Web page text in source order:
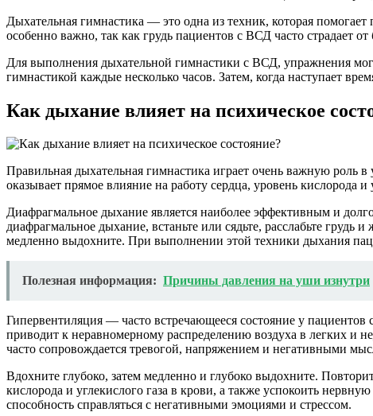
Дыхательная гимнастика — это одна из техник, которая
особенно важно, так как грудь пациентов с ВСД часто страдает
Для выполнения дыхательной гимнастики с ВСД, упражнения
гимнастикой каждые несколько часов. Затем, когда наступает
Как дыхание влияет на психическое
Правильная дыхательная гимнастика играет очень важную роль
оказывает прямое влияние на работу сердца, уровень кислорода
Диафрагмальное дыхание является наиболее эффективным и
диафрагмальное дыхание, встаньте или сядьте, расслабьте
медленно выдохните. При выполнении этой техники дыхания
Полезная информация: Причины давления на уши изнутри
Гипервентиляция — часто встречающееся состояние у
приводит к неравномерному распределению воздуха в легких и
часто сопровождается тревогой, напряжением и негативными
Вдохните глубоко, затем медленно и глубоко выдохните.
кислорода и углекислого газа в крови, а также успокоить
способность справляться с негативными эмоциями и стрессом.